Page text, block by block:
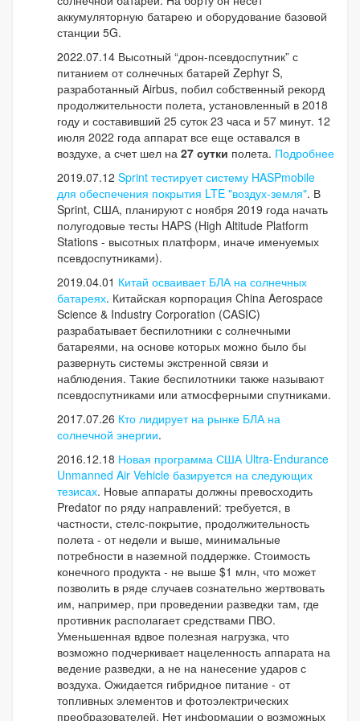
аккумуляторную батарею и оборудование базовой
станции 5G.
2022.07.14 Высотный “дрон-псевдоспутник” с
питанием от солнечных батарей Zephyr S,
разработанный Airbus, побил собственный рекорд
продолжительности полета, установленный в 2018
году и составивший 25 суток 23 часа и 57 минут. 12
июля 2022 года аппарат все еще оставался в
воздухе, а счет шел на 27 сутки полета. Подробнее
2019.07.12 Sprint тестирует систему HASPmobile
для обеспечения покрытия LTE "воздух-земля". В
Sprint, США, планируют с ноября 2019 года начать
полугодовые тесты HAPS (High Altitude Platform
Stations - высотных платформ, иначе именуемых
псевдоспутниками).
2019.04.01 Китай осваивает БЛА на солнечных
батареях. Китайская корпорация China Aerospace
Science & Industry Corporation (CASIC)
разрабатывает беспилотники с солнечными
батареями, на основе которых можно было бы
развернуть системы экстренной связи и
наблюдения. Такие беспилотники также называют
псевдоспутниками или атмосферными спутниками.
2017.07.26 Кто лидирует на рынке БЛА на
солнечной энергии.
2016.12.18 Новая программа США Ultra-Endurance
Unmanned Air Vehicle базируется на следующих
тезисах. Новые аппараты должны превосходить
Predator по ряду направлений: требуется, в
частности, стелс-покрытие, продолжительность
полета - от недели и выше, минимальные
потребности в наземной поддержке. Стоимость
конечного продукта - не выше $1 млн, что может
позволить в ряде случаев сознательно жертвовать
им, например, при проведении разведки там, где
противник располагает средствами ПВО.
Уменьшенная вдвое полезная нагрузка, что
возможно подчеркивает нацеленность аппарата на
ведение разведки, а не на нанесение ударов с
воздуха. Ожидается гибридное питание - от
топливных элементов и фотоэлектрических
преобразователей. Нет информации о возможных